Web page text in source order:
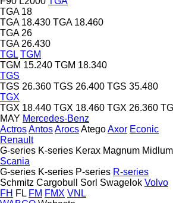
TGA 18
TGA 18.430 TGA 18.460
TGA 26
TGA 26.430
TGL TGM
TGM 15.240 TGM 18.340
TGS
TGS 26.360 TGS 26.400 TGS 35.480
TGX
TGX 18.440 TGX 18.460 TGX 26.360
MAY Mercedes-Benz
ActrosAntosArocsAtegoAxor Econic
Renault
G-series K-series Kerax Magnum Midlum
Scania
G-series K-series P-series R-series
Schmitz Cargobull
Sorl Swagelok Volvo
FH FL FM FMX VNL